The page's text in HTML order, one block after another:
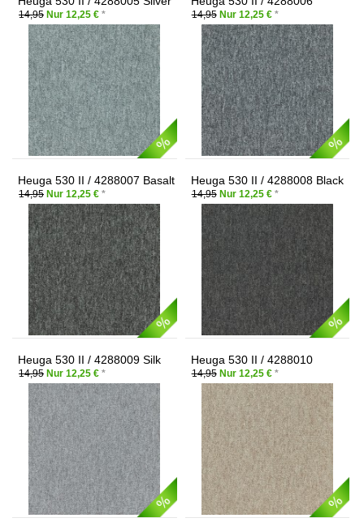
14,95 Nur 12,25 € *
Dolphin
14,95Nur 12,25 € *
Heuga 530 II / 4288007 Basalt
14,95 Nur 12,25 € *
Heuga 530 II / 4288008 Black
14,95Nur 12,25 € *
Heuga 530 II / 4288009 Silk
Grey
14,95 Nur 12,25 € *
Heuga 530 II / 4288010
Cashmere
14,95Nur 12,25 € *